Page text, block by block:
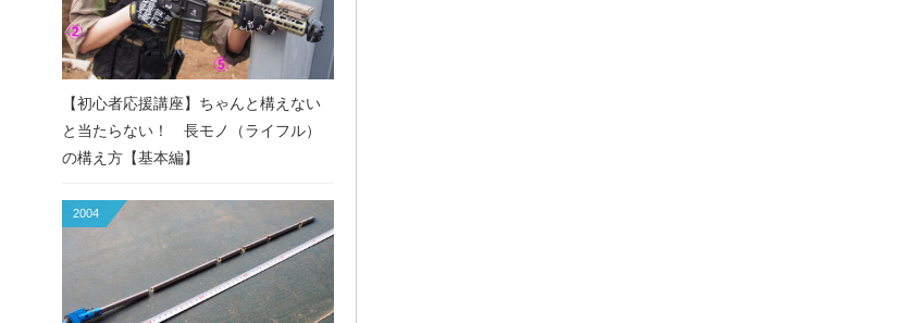
【初心者応援講座】ちゃんと構えない
と当たらない！ 長モノ（ライフル）
の構え方【基本編】
2004